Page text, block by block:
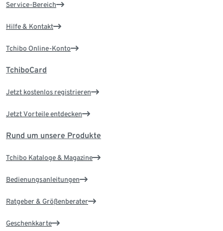
Service-Bereich
Hilfe & Kontakt
Tchibo Online-Konto
TchiboCard
Jetzt kostenlos registrieren
Jetzt Vorteile entdecken
Rund um unsere Produkte
Tchibo Kataloge & Magazine
Bedienungsanleitungen
Ratgeber & Größenberater
Geschenkkarte